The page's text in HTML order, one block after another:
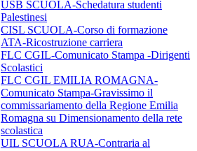
USB SCUOLA-Schedatura studenti
Palestinesi
CISL SCUOLA-Corso di formazione
ATA-Ricostruzione carriera
FLC CGIL-Comunicato Stampa -Dirigenti
Scolastici
FLC CGIL EMILIA ROMAGNA-
Comunicato Stampa-Gravissimo il
commissariamento della Regione Emilia
Romagna su Dimensionamento della rete
scolastica
UIL SCUOLA RUA-Contraria al